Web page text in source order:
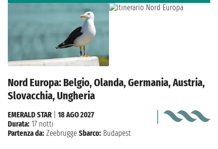
Nord Europa: Belgio, Olanda, Germania, Austria,
Slovacchia, Ungheria
EMERALD STAR| 18 AGO 2027
Durata: 17 notti
Partenza da: Zeebrugge Sbarco: Budapest